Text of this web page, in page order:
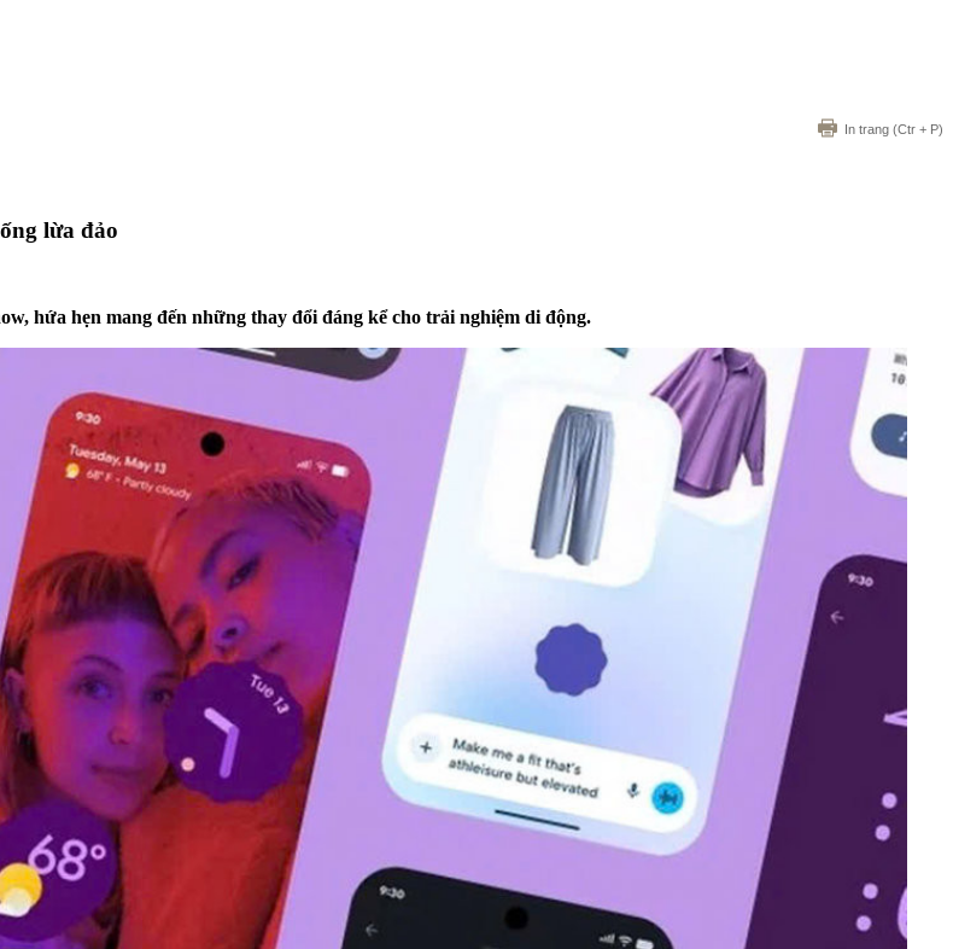
In trang (Ctr + P)
lừa đảo
hứa hẹn mang đến những thay đổi đáng kể cho trải nghiệm di động.